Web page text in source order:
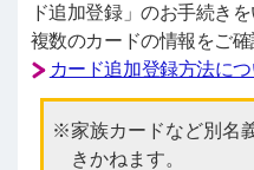
ド追加登録」のお手続き
複数のカードの情報をご確
カード追加登録方法に
家族カードなど別名
きかねます。